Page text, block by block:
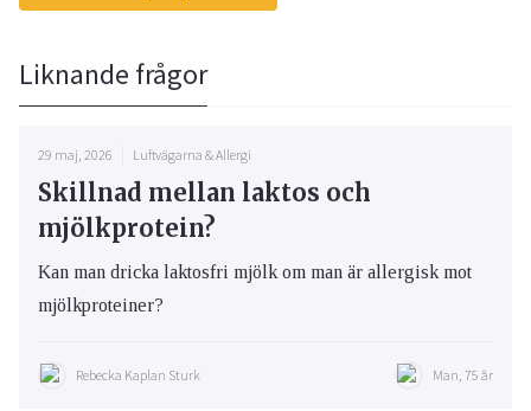
Liknande frågor
29 maj, 2026 Luftvägarna & Allergi
Skillnad mellan laktos och
mjölkprotein?
Kan man dricka laktosfri mjölk om man är allergisk mot
mjölkproteiner?
Rebecka Kaplan Sturk Man, 75 år